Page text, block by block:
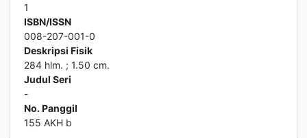
1
ISBN/ISSN
008-207-001-0
Deskripsi Fisik
284 hlm. ; 1.50 cm.
Judul Seri
-
No. Panggil
155 AKH b